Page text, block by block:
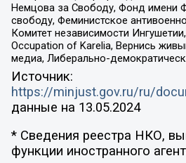
Немцова за Свободу, Фонд имени
свободу, Феминистское
Комитет независимости
Occupation of Karelia, Вернись
медиа, Либерально-
Источник:
https://minjust.gov.ru/ru/
данные на 13.05.2024
* Сведения реестра НКО,
функции иностранного